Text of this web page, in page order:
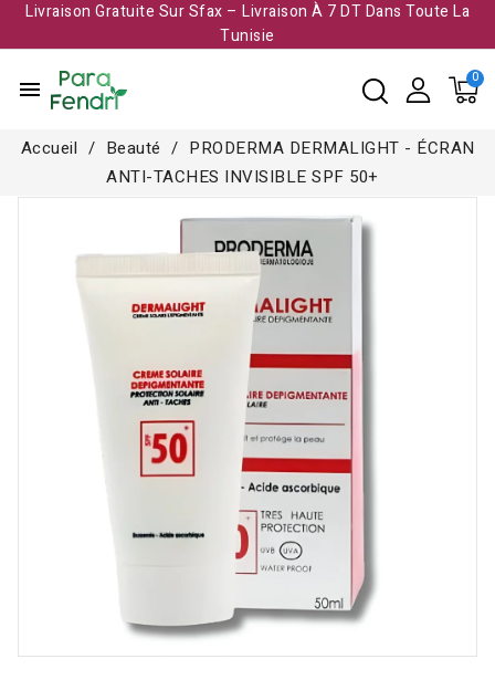
Livraison Gratuite Sur Sfax – Livraison À 7 DT Dans Toute La
Tunisie​
menu
Accueil Beauté
PRODERMA DERMALIGHT - ÉCRAN
ANTI-TACHES INVISIBLE SPF 50+